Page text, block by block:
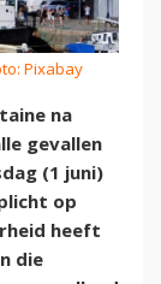
Pixabay
na
gevallen
(1 juni)
op
heeft
die